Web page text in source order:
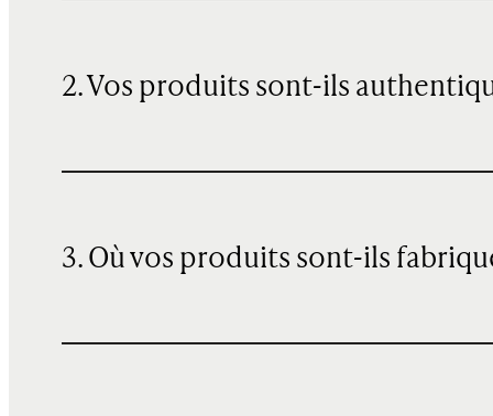
2. Vos produits sont-ils
3. Où vos produits sont-ils